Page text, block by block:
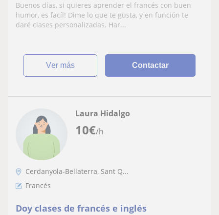
Buenos días, si quieres aprender el francés con buen
humor, es facíl! Dime lo que te gusta, y en función te
daré clases personalizadas. Har...
ver más Contactar
10€/h
Laura Hidalgo
Cerdanyola-Bellaterra, Sant Q...
Francés
Doy clases de francés e inglés